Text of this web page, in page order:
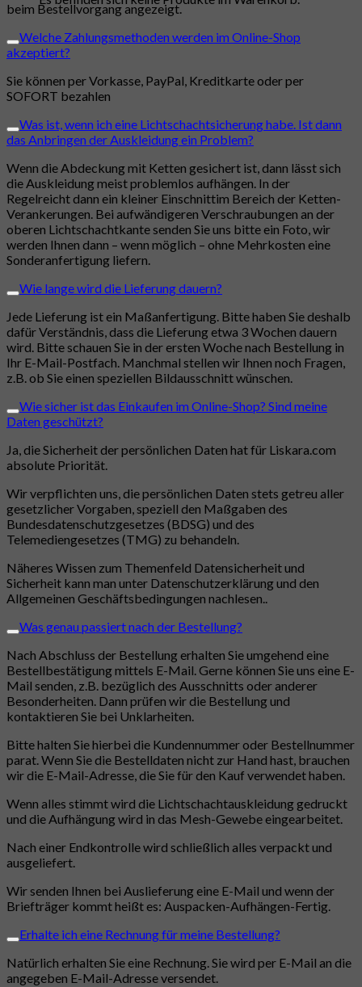
beim Bestellvorgang angezeigt.
Welche Zahlungsmethoden werden im Online-Shop
akzeptiert?
Sie können per Vorkasse, PayPal, Kreditkarte oder per
SOFORT bezahlen
Was ist, wenn ich eine Lichtschachtsicherung habe. Ist dann
das Anbringen der Auskleidung ein Problem?
Wenn die Abdeckung mit Ketten gesichert ist, dann lässt sich
die Auskleidung meist problemlos aufhängen. In der
Regelreicht dann ein kleiner Einschnittim Bereich der Ketten-
Verankerungen. Bei aufwändigeren Verschraubungen an der
oberen Lichtschachtkante senden Sie uns bitte ein Foto, wir
werden Ihnen dann – wenn möglich – ohne Mehrkosten eine
Sonderanfertigung liefern.
Wie lange wird die Lieferung dauern?
Jede Lieferung ist ein Maßanfertigung. Bitte haben Sie deshalb
dafür Verständnis, dass die Lieferung etwa 3 Wochen dauern
wird. Bitte schauen Sie in der ersten Woche nach Bestellung in
Ihr E-Mail-Postfach. Manchmal stellen wir Ihnen noch Fragen,
z.B. ob Sie einen speziellen Bildausschnitt wünschen.
Wie sicher ist das Einkaufen im Online-Shop? Sind meine
Daten geschützt?
Ja, die Sicherheit der persönlichen Daten hat für Liskara.com
absolute Priorität.
Wir verpflichten uns, die persönlichen Daten stets getreu aller
gesetzlicher Vorgaben, speziell den Maßgaben des
Bundesdatenschutzgesetzes (BDSG) und des
Telemediengesetzes (TMG) zu behandeln.
Näheres Wissen zum Themenfeld Datensicherheit und
Sicherheit kann man unter Datenschutzerklärung und den
Allgemeinen Geschäftsbedingungen nachlesen..
Was genau passiert nach der Bestellung?
Nach Abschluss der Bestellung erhalten Sie umgehend eine
Bestellbestätigung mittels E-Mail. Gerne können Sie uns eine E-
Mail senden, z.B. bezüglich des Ausschnitts oder anderer
Besonderheiten. Dann prüfen wir die Bestellung und
kontaktieren Sie bei Unklarheiten.
Bitte halten Sie hierbei die Kundennummer oder Bestellnummer
parat. Wenn Sie die Bestelldaten nicht zur Hand hast, brauchen
wir die E-Mail-Adresse, die Sie für den Kauf verwendet haben.
Wenn alles stimmt wird die Lichtschachtauskleidung gedruckt
und die Aufhängung wird in das Mesh-Gewebe eingearbeitet.
Nach einer Endkontrolle wird schließlich alles verpackt und
ausgeliefert.
Wir senden Ihnen bei Auslieferung eine E-Mail und wenn der
Briefträger kommt heißt es: Auspacken-Aufhängen-Fertig.
Erhalte ich eine Rechnung für meine Bestellung?
Natürlich erhalten Sie eine Rechnung. Sie wird per E-Mail an die
angegeben E-Mail-Adresse versendet.